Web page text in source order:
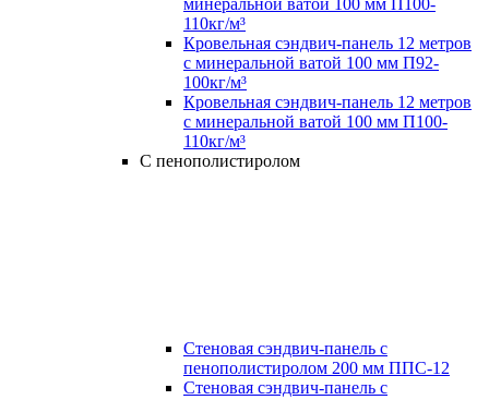
минеральной ватой 100 мм П100-
110кг/м³
Кровельная сэндвич-панель 12 метров
с минеральной ватой 100 мм П92-
100кг/м³
Кровельная сэндвич-панель 12 метров
с минеральной ватой 100 мм П100-
110кг/м³
С пенополистиролом
Стеновая сэндвич-панель с
пенополистиролом 200 мм ППС-12
Стеновая сэндвич-панель с